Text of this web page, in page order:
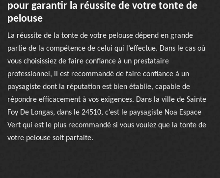
pour garantir la réussite de votre tonte de
pelouse
La réussite de la tonte de votre pelouse dépend en grande
partie de la compétence de celui qui l’effectue. Dans le cas où
vous choisissiez de faire confiance à un prestataire
professionnel, il est recommandé de faire confiance à un
paysagiste dont la réputation est bien établie, capable de
répondre efficacement à vos exigences. Dans la ville de Sainte
Foy De Longas, dans le 24510, c’est le paysagiste Noa Espace
Vert qui est le plus recommandé si vous voulez que la tonte de
votre pelouse soit parfaite.